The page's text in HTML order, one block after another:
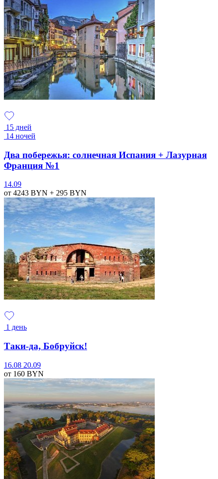
15 дней
14 ночей
Два побережья: солнечная Испания + Лазурная
Франция №1
14.09
от 4243 BYN + 295 BYN
1 день
Таки-да, Бобруйск!
16.08 20.09
от 160 BYN